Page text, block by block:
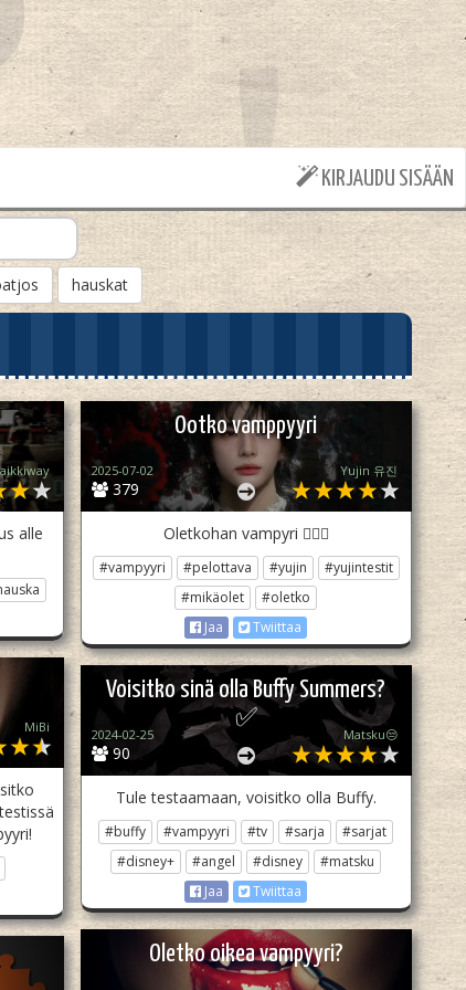
KIRJAUDU SISÄÄN
hauskat
alle
Ootko vamppyyri
379
2025-07-02 Yujin 유진
Oletkohan vampyri 🧛🏻‍♀️
#vampyyri #pelottava #yujin
#yujintestit
#mikäolet
#oletko
Jaa
Twiittaa
MiBi
Voisitko sinä olla Buffy Summers?
✅
90
2024-02-25 Matsku😒
Tule testaamaan, voisitko olla Buffy.
#buffy #vampyyri #tv #sarja
#sarjat
#disney+
#angel #disney
#matsku
Jaa
Twiittaa
Oletko oikea vampyyri?